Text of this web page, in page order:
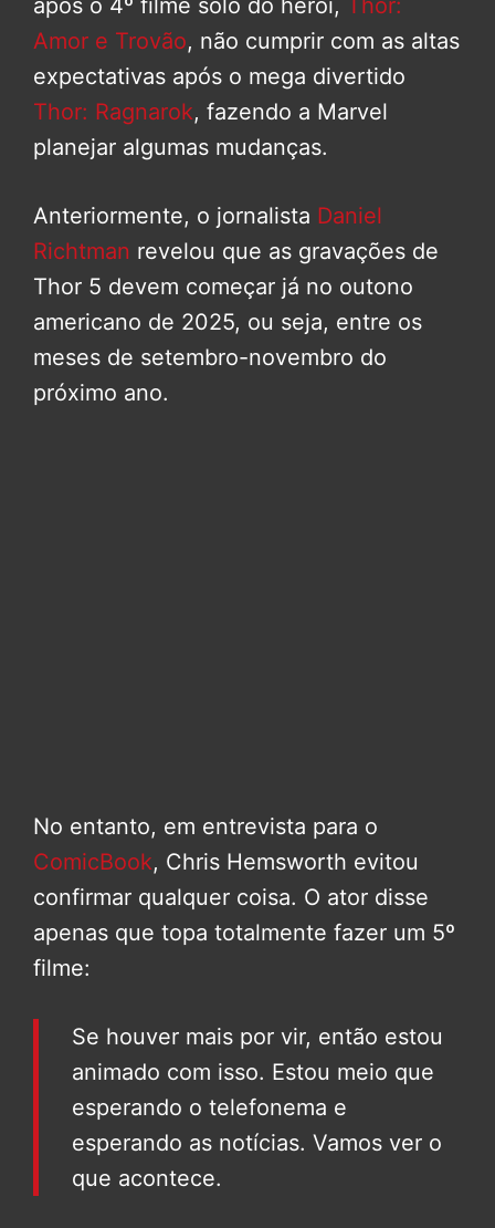
após o 4º filme solo do herói,
Thor:
Amor e Trovão, não cumprir com as altas
expectativas após o mega divertido
Thor: Ragnarok, fazendo a Marvel
planejar algumas mudanças.
Anteriormente, o jornalista Daniel
Richtman revelou que as gravações de
Thor 5 devem começar já no outono
americano de 2025, ou seja, entre os
meses de setembro-novembro do
próximo ano.
No entanto, em entrevista para o
ComicBook, Chris Hemsworth evitou
confirmar qualquer coisa. O ator disse
apenas que topa totalmente fazer um 5º
filme:
Se houver mais por vir, então estou
animado com isso. Estou meio que
esperando o telefonema e
esperando as notícias. Vamos ver o
que acontece.